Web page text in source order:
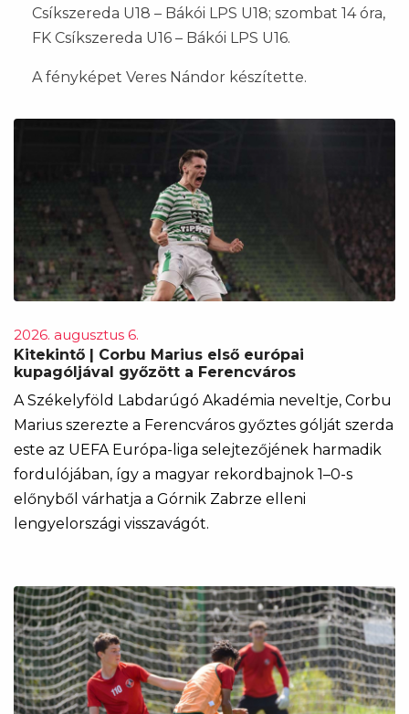
Csíkszereda U18 – Bákói LPS U18; szombat 14 óra,
FK Csíkszereda U16 – Bákói LPS U16.
A fényképet Veres Nándor készítette.
2026. augusztus 6.
Kitekintő | Corbu Marius első európai
kupagóljával győzött a Ferencváros
A Székelyföld Labdarúgó Akadémia neveltje, Corbu
Marius szerezte a Ferencváros győztes gólját szerda
este az UEFA Európa-liga selejtezőjének harmadik
fordulójában, így a magyar rekordbajnok 1–0-s
előnyből várhatja a Górnik Zabrze elleni
lengyelországi visszavágót.